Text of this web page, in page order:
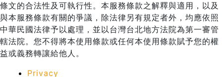
條文的合法性及可執行性。本服務條款之解釋與適用，以及
與本服務條款有關的爭議，除法律另有規定者外，均應依照
中華民國法律予以處理，並以台灣台北地方法院為第一審管
轄法院。您不得將本使用條款或任何本使用條款賦予您的權
益或義務轉讓給他人。
Privacy